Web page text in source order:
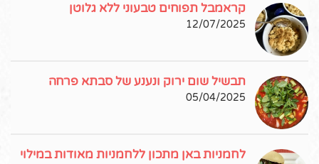
קראמבל תפוחים טבעוני ללא גלוטן
12/07/2025
תבשיל שום ירוק ונענע של סבתא פרחה
05/04/2025
לחמניות באן מתכון ללחמניות מאודות במילוי